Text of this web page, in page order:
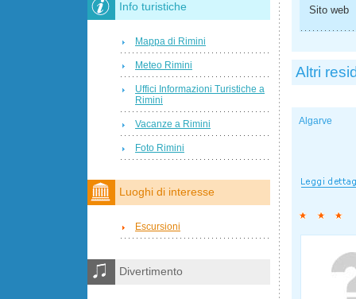
Sito web
Altri
Algarve
Info turistiche
Mappa di Rimini
Meteo Rimini
Uffici Informazioni Turistiche a
Rimini
Vacanze a Rimini
Foto Rimini
Luoghi di interesse
Escursioni
Divertimento